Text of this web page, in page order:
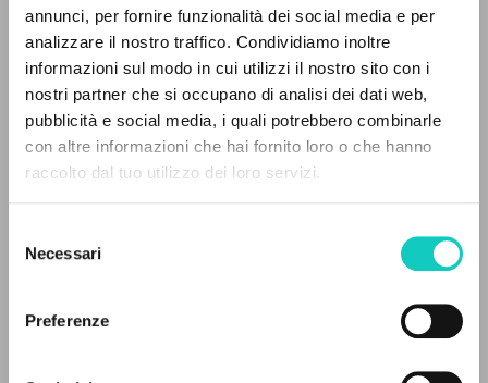
annunci, per fornire funzionalità dei social media e per
analizzare il nostro traffico. Condividiamo inoltre
informazioni sul modo in cui utilizzi il nostro sito con i
nostri partner che si occupano di analisi dei dati web,
pubblicità e social media, i quali potrebbero combinarle
con altre informazioni che hai fornito loro o che hanno
raccolto dal tuo utilizzo dei loro servizi.
delNecessari
Preferenze
de Oliveira Paulo Afonso E.Traductor
Giussani LuigiAutor
2003
0DOCUMENTOS ENCONTRADOS
RESULTADOS SUCESIVOS